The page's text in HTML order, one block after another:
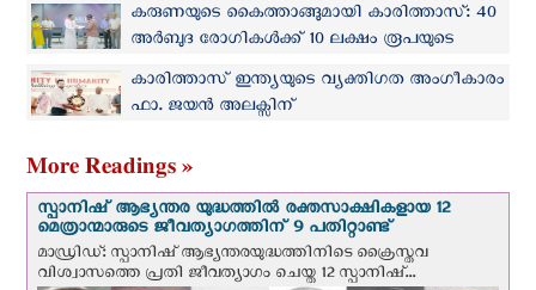
കരുണയുടെ കൈത്താങ്ങുമായി കാരിത്താസ്: 40
അര്‍ബുദ രോഗികൾക്ക് 10 ലക്ഷം രൂപയുടെ
സാമ്പത്തിക സഹായം
കാരിത്താസ് ഇന്ത്യയുടെ വ്യക്തിഗത അംഗീകാരം
ഫാ. ജയൻ അലക്സിന്
More Readings »
സ്പാനിഷ് ആഭ്യന്തര യുദ്ധത്തില്‍ രക്തസാക്ഷികളായ 12
മെത്രാന്മാരുടെ ജീവത്യാഗത്തിന് 9 പതിറ്റാണ്ട്
മാഡ്രിഡ്: സ്പാനിഷ് ആഭ്യന്തരയുദ്ധത്തിനിടെ ക്രൈസ്തവ
വിശ്വാസത്തെ പ്രതി ജീവത്യാഗം ചെയ്ത 12 സ്പാനിഷ്...